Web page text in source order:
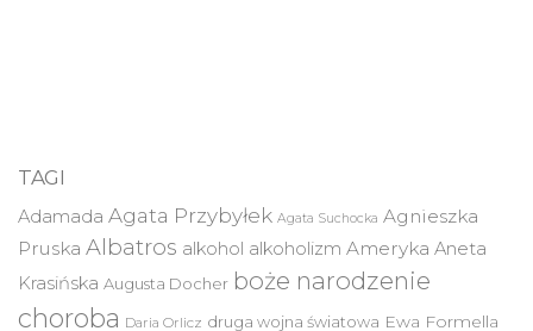
TAGI
Adamada Agata Przybyłek Agata Suchocka Agnieszka
Pruska Albatros alkohol alkoholizm Ameryka Aneta
Krasińska Augusta Docher boże narodzenie
choroba Daria Orlicz druga wojna światowa Ewa Formella